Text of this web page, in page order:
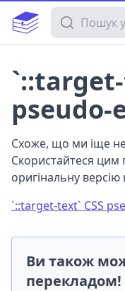
Пошук у
pseudo-
Схоже, що ми іще
Скористайтеся
оригінальну версію
`::target-text` CSS
Ви також
перекладом!